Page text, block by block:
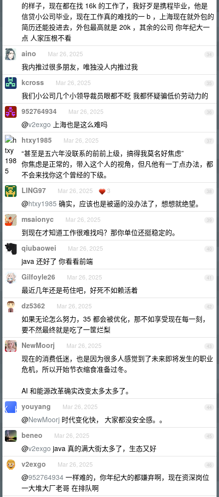
的样子，现在都在找 16k 的工作了，我好歹是携程毕业，他是
信贷小公司毕业，现在工作真的难找的一 b ，上海现在就外包的
简历还能投进去，外包最高就是 20k ，其余的公司 你年纪大一
点 人家压根不看
34
aino Mar 26, 2025
我内推过很多朋友，唯独没人内推过我
35
kcross Mar 26, 2025
我们小公司几个小领导裁员眼都不眨 我都怀疑骗低价劳动力的
36
952764934 Mar 26, 2025
@v2exgo 上海也是这么难吗
37
htxy1985 Mar 26, 2025
“甚至是五六年没联系的前前上级，搞得我莫名好焦虑”
你焦虑是正常的，带入这个人的视角，但凡他有一丁点办法，都
不会来找你这个曾经的下级。
38
LING97 Mar 26, 2025 3
@htxy1985 确实，应该也是被逼的没办法了，想想就绝望。
39
msaionyc Mar 26, 2025
到现在才知道工作很难找吗？那你单位还挺稳定的。
40
qiubaowei Mar 26, 2025
java 还好了 你看看前端
41
Gilfoyle26 Mar 26, 2025
最近几年还是苟住吧，好死不如赖活着
42
dz5362 Mar 26, 2025
如果无论怎么努力，35 都会被优化，那不如享受现在每一刻，
要不然最终就是吃了一筐烂梨
43
NewMoorj Mar 26, 2025
现在的消费低迷，也是因为很多人感觉到了未来即将发生的职业
危机，所以开始节衣缩食准备过冬。
AI 和能源改革确实改变太多太多了。
44
youyang Mar 26, 2025
@NewMoorj 时代变化快， 大家都没安全感。。
45
beneo Mar 26, 2025
@v2exgo java 真的满大街太多了，生态又好
46
v2exgo Mar 26, 2025
@952764934 一样难的，你年纪大的都嫌弃啊，现在资深岗位
一大堆大厂老哥 在排队啊